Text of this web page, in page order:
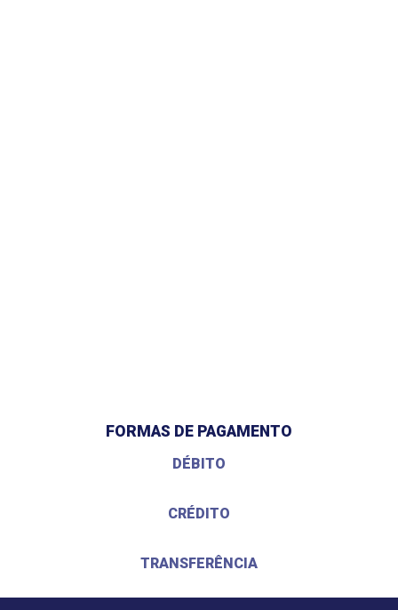
FORMAS DE PAGAMENTO
DÉBITO
CRÉDITO
TRANSFERÊNCIA